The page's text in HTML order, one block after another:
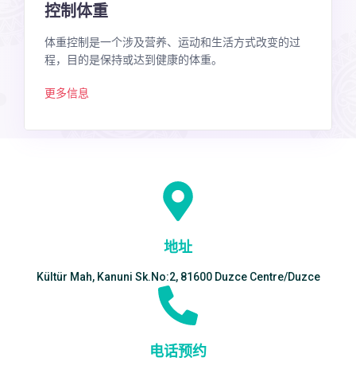
控制体重
体重控制是一个涉及营养、运动和生活方式改变的过
程，目的是保持或达到健康的体重。
更多信息
地址
Kültür Mah, Kanuni Sk.No:2, 81600 Duzce Centre/Duzce
电话预约